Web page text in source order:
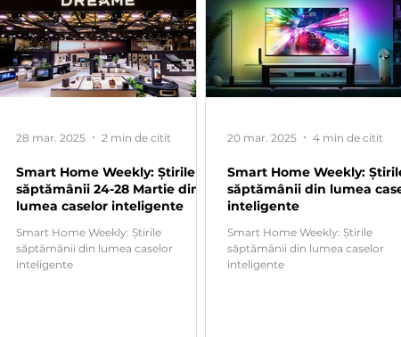
Smart Home Weekly: Știrile
săptămânii 24-28 Martie din
lumea caselor inteligente
Smart Home Weekly: Știrile
săptămânii din lumea caselor
inteligente
28 mar. 2025 2 min de citit
Smart Home Weekly:
săptămânii din lumea
inteligente
Smart Home Weekly: Știrile
săptămânii din lumea caselor
inteligente
20 mar. 2025 4 min de citit